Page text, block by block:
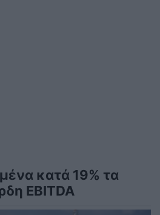
κατά 19% τα
EBITDA